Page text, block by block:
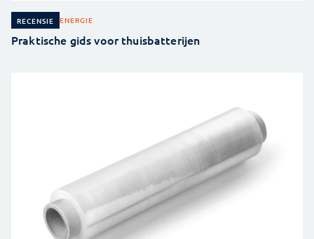
RECENSIE ENERGIE
Praktische gids voor thuisbatterijen